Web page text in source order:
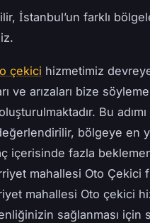
İstanbul’un farklı
çekici hizmetimiz
ve arızaları bize
Bu
bölgeye en
içerisinde fazla
mahallesi Oto Çekici
mahallesi Oto çekici
sağlanması için